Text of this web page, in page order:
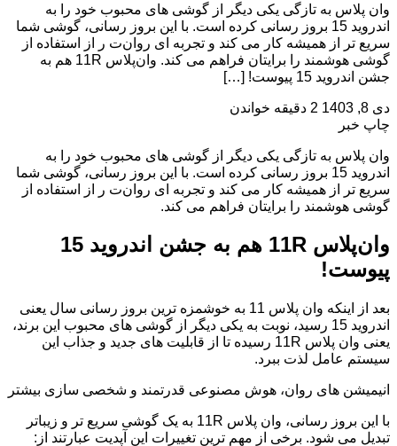
وان‌ پلاس به تازگی یکی دیگر از گوشی‌ های محبوب خود را به
اندروید 15 بروز رسانی کرده است. با این بروز رسانی، گوشی شما
سریع‌ تر از همیشه کار می‌ کند و تجربه‌ ای روان‌ت ر از استفاده از
گوشی هوشمند را برایتان فراهم می‌ کند. وان‌پلاس 11R هم به
جشن اندروید 15 پیوست! […]
دی 8, 1403
2 دقیقه خواندن
چاپ خبر
وان‌ پلاس به تازگی یکی دیگر از گوشی‌ های محبوب خود را به
اندروید 15 بروز رسانی کرده است. با این بروز رسانی، گوشی شما
سریع‌ تر از همیشه کار می‌ کند و تجربه‌ ای روان‌ت ر از استفاده از
گوشی هوشمند را برایتان فراهم می‌ کند.
وان‌پلاس 11R هم به جشن اندروید 15
پیوست!
بعد از اینکه وان‌ پلاس 11 به خوشمزه‌ ترین بروز رسانی سال یعنی
اندروید 15 رسید، نوبت به یکی دیگر از گوشی‌ های محبوب این برند،
یعنی وان‌ پلاس 11R رسیده تا از قابلیت‌ های جدید و جذاب این
سیستم‌ عامل لذت ببرد.
انیمیشن‌ های روان، هوش مصنوعی قدرتمند و شخصی‌ سازی بیشتر
با این بروز رسانی، وان‌ پلاس 11R به یک گوشی سریع‌ تر و زیباتر
تبدیل می‌ شود. برخی از مهم‌ ترین تغییرات این آپدیت عبارتند از: